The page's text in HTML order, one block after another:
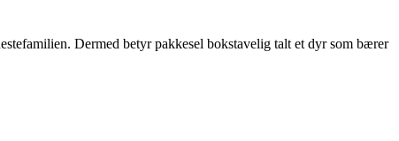
Dermed betyr pakkesel bokstavelig talt et dyr som bærer